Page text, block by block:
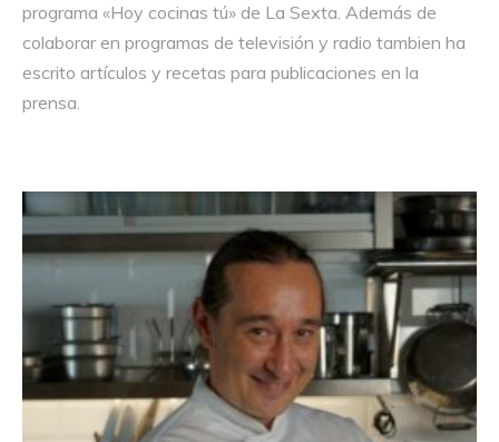
programa «Hoy cocinas tú» de La Sexta. Además de
colaborar en programas de televisión y radio tambien ha
escrito artículos y recetas para publicaciones en la
prensa.